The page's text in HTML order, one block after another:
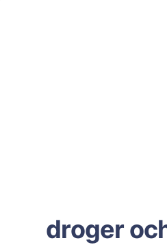
droger